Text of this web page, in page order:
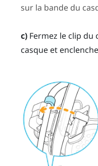
sur la bande du
c)Fermez le clip du
casque et